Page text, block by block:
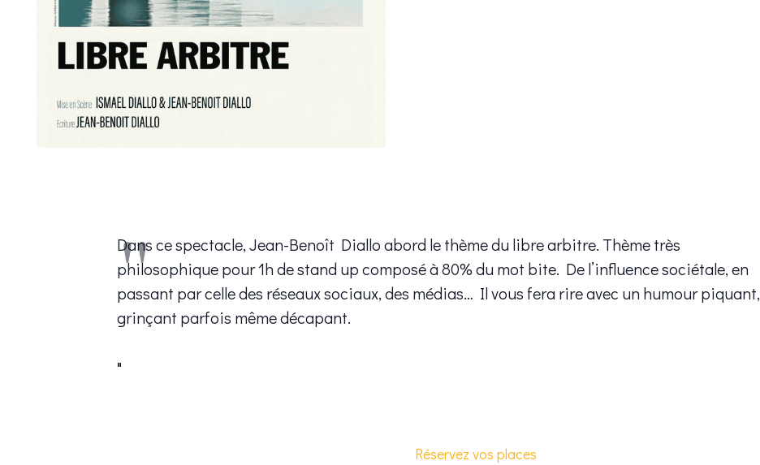
Dans ce spectacle, Jean-Benoît Diallo abord le thème du libre arbitre. Thème très
philosophique pour 1h de stand up composé à 80% du mot bite. De l’influence sociétale, en
passant par celle des réseaux sociaux, des médias… Il vous fera rire avec un humour piquant,
grinçant parfois même décapant.
Réservez vos places